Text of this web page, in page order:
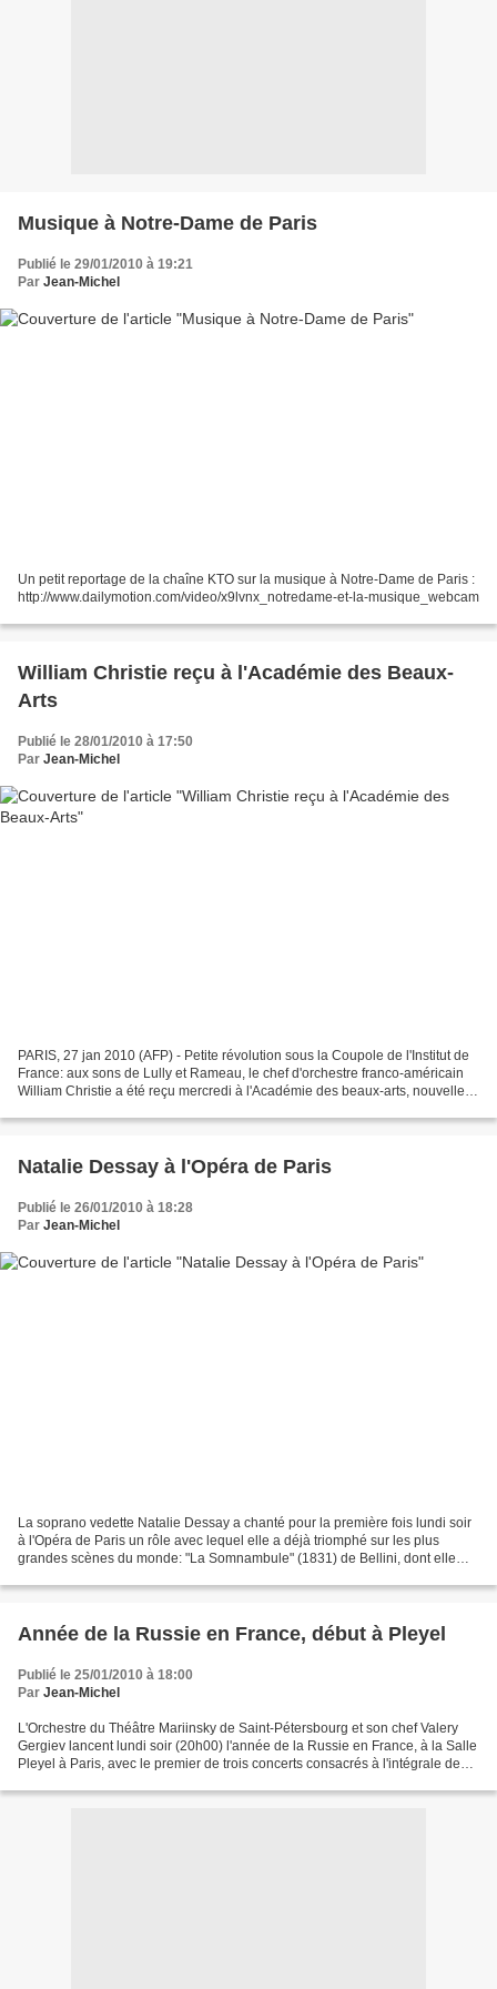
Musique à Notre-Dame de Paris
Publié le 29/01/2010 à 19:21
Par Jean-Michel
Un petit reportage de la chaîne KTO sur la musique à Notre-Dame de Paris :
http://www.dailymotion.com/video/x9lvnx_notredame-et-la-musique_webcam
William Christie reçu à l'Académie des Beaux-
Arts
Publié le 28/01/2010 à 17:50
Par Jean-Michel
PARIS, 27 jan 2010 (AFP) - Petite révolution sous la Coupole de l'Institut de
France: aux sons de Lully et Rameau, le chef d'orchestre franco-américain
William Christie a été reçu mercredi à l'Académie des beaux-arts, nouvelle
Natalie Dessay à l'Opéra de Paris
Publié le 26/01/2010 à 18:28
Par Jean-Michel
La soprano vedette Natalie Dessay a chanté pour la première fois lundi soir
à l'Opéra de Paris un rôle avec lequel elle a déjà triomphé sur les plus
grandes scènes du monde: "La Somnambule" (1831) de Bellini, dont elle
Année de la Russie en France, début à Pleyel
Publié le 25/01/2010 à 18:00
Par Jean-Michel
L'Orchestre du Théâtre Mariinsky de Saint-Pétersbourg et son chef Valery
Gergiev lancent lundi soir (20h00) l'année de la Russie en France, à la Salle
Pleyel à Paris, avec le premier de trois concerts consacrés à l'intégrale des